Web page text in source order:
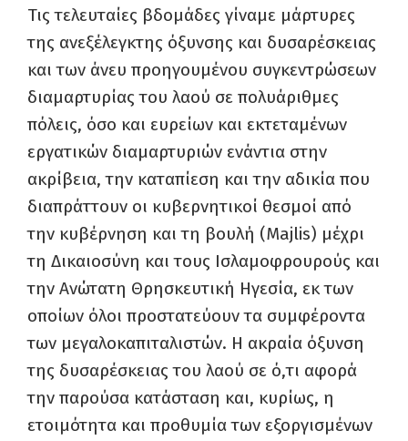
Τις τελευταίες βδομάδες γίναμε μάρτυρες
της ανεξέλεγκτης όξυνσης και δυσαρέσκειας
και των άνευ προηγουμένου συγκεντρώσεων
διαμαρτυρίας του λαού σε πολυάριθμες
πόλεις, όσο και ευρείων και εκτεταμένων
εργατικών διαμαρτυριών ενάντια στην
ακρίβεια, την καταπίεση και την αδικία που
διαπράττουν οι κυβερνητικοί θεσμοί από
την κυβέρνηση και τη βουλή (Majlis) μέχρι
τη Δικαιοσύνη και τους Ισλαμοφρουρούς και
την Ανώτατη Θρησκευτική Ηγεσία, εκ των
οποίων όλοι προστατεύουν τα συμφέροντα
των μεγαλοκαπιταλιστών. Η ακραία όξυνση
της δυσαρέσκειας του λαού σε ό,τι αφορά
την παρούσα κατάσταση και, κυρίως, η
ετοιμότητα και προθυμία των εξοργισμένων